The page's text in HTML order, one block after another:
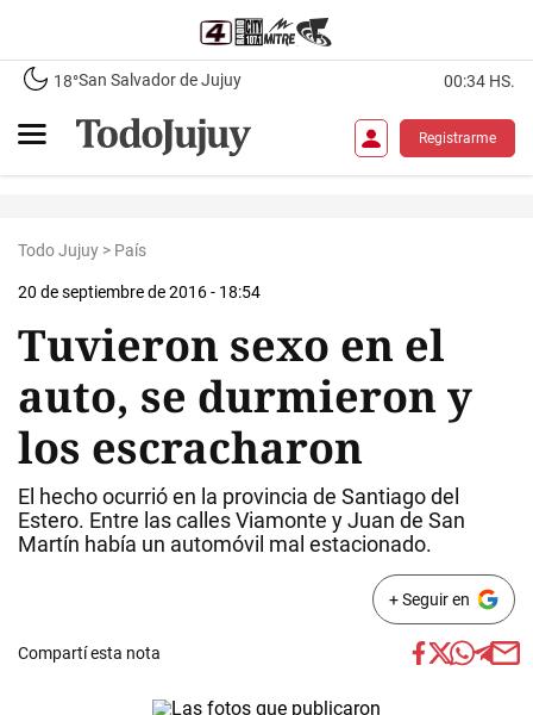
18°San Salvador de Jujuy 00:34 HS.
Registrarme
Todo Jujuy > País
20 de septiembre de 2016 - 18:54
Tuvieron sexo en el
auto, se durmieron y
los escracharon
El hecho ocurrió en la provincia de Santiago del
Estero. Entre las calles Viamonte y Juan de San
Martín había un automóvil mal estacionado.
+ Seguir en
Compartí esta nota